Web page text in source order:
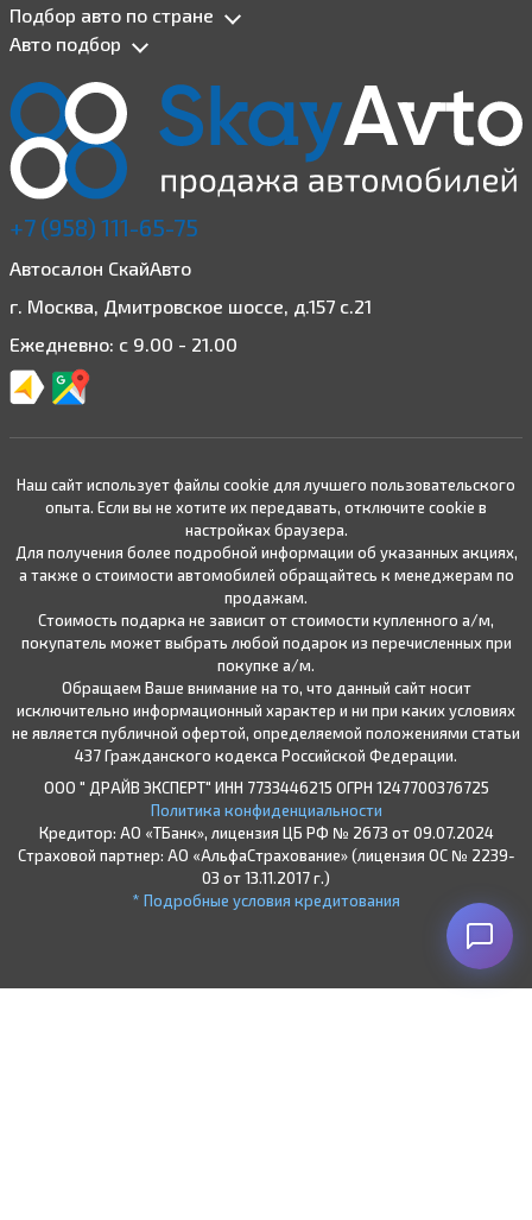
Подбор авто по стране
Авто подбор
+7 (958) 111-65-75
Автосалон СкайАвто
г. Москва, Дмитровское шоссе, д.157 с.21
Ежедневно: с 9.00 - 21.00
Наш сайт использует файлы cookie для лучшего пользовательского
опыта. Если вы не хотите их передавать, отключите cookie в
настройках браузера.
Для получения более подробной информации об указанных акциях,
а также о стоимости автомобилей обращайтесь к менеджерам по
продажам.
Стоимость подарка не зависит от стоимости купленного а/м,
покупатель может выбрать любой подарок из перечисленных при
покупке а/м.
Обращаем Ваше внимание на то, что данный сайт носит
исключительно информационный характер и ни при каких условиях
не является публичной офертой, определяемой положениями статьи
437 Гражданского кодекса Российской Федерации.
ООО " ДРАЙВ ЭКСПЕРТ" ИНН 7733446215 ОГРН 1247700376725
Политика конфиденциальности
Кредитор: АО «ТБанк», лицензия ЦБ РФ № 2673 от 09.07.2024
Страховой партнер: АО «АльфаСтрахование» (лицензия ОС № 2239-
03 от 13.11.2017 г.)
* Подробные условия кредитования